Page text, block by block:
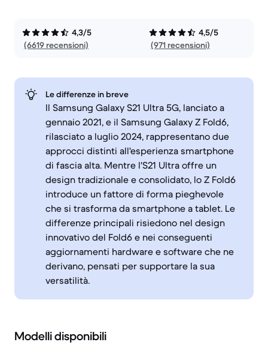
4,3/5
(6619 recensioni)
4,5/5
(971 recensioni)
Le differenze in breve
Il Samsung Galaxy S21 Ultra 5G, lanciato a
gennaio 2021, e il Samsung Galaxy Z Fold6,
rilasciato a luglio 2024, rappresentano due
approcci distinti all'esperienza smartphone
di fascia alta. Mentre l'S21 Ultra offre un
design tradizionale e consolidato, lo Z Fold6
introduce un fattore di forma pieghevole
che si trasforma da smartphone a tablet. Le
differenze principali risiedono nel design
innovativo del Fold6 e nei conseguenti
aggiornamenti hardware e software che ne
derivano, pensati per supportare la sua
versatilità.
Modelli disponibili